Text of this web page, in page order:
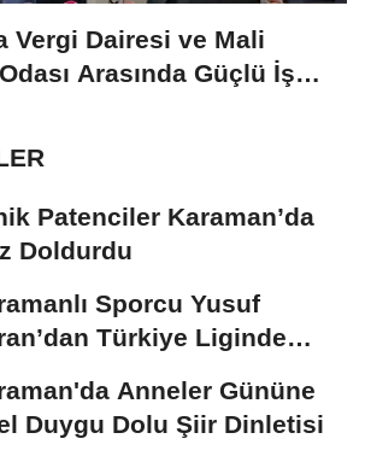
Vergi Dairesi ve Mali
Arasında Güçlü İş
Patenciler Karaman’da
Doldurdu
Sporcu Yusuf
Türkiye Liginde
Anneler Gününe
Duygu Dolu Şiir Dinletisi